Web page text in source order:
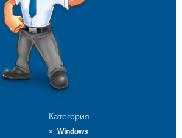
Категория
Windows